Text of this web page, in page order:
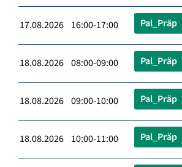
17.08.2026 16:00-17:00 Pal_Präp
18.08.2026 08:00-09:00 Pal_Präp
18.08.2026 09:00-10:00 Pal_Präp
18.08.2026 10:00-11:00 Pal_Präp